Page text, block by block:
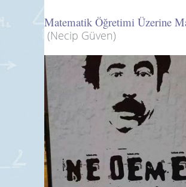
Matematik Öğretimi Üzerine
(Necip Güven)